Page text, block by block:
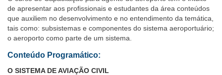
de apresentar aos profissionais e estudantes da área conteúdos
que auxiliem no desenvolvimento e no entendimento da temática,
tais como: subsistemas e componentes do sistema aeroportuário;
o aeroporto como parte de um sistema.
Conteúdo Programático:
O SISTEMA DE AVIAÇÃO CIVIL